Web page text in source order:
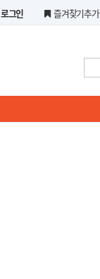
로그인 즐겨찾기추가